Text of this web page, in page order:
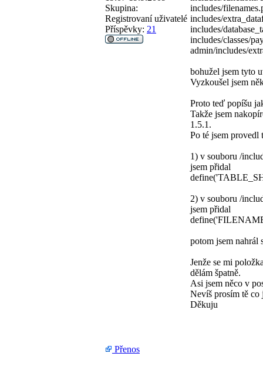
Skupina:
Registrovaní uživatelé
Příspěvky: 21
includes/
includes/
includes/
includes/classes/
admin/includes/
bohužel jsem tyto
Vyzkoušel jsem
Proto teď popíšu
Takže jsem
1.5.1.
Po té jsem provedl
1) v souboru /
jsem přidal
2) v souboru /
jsem přidal
potom jsem nahrál
Jenže se mi
dělám špatně.
Asi jsem něco v
Nevíš prosím tě co
Děkuju
Přenos